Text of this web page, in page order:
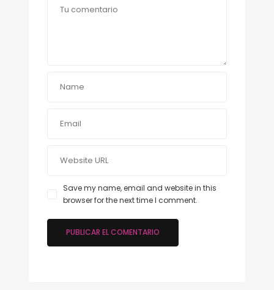
Save my name, email and website in this
browser for the next time I comment.